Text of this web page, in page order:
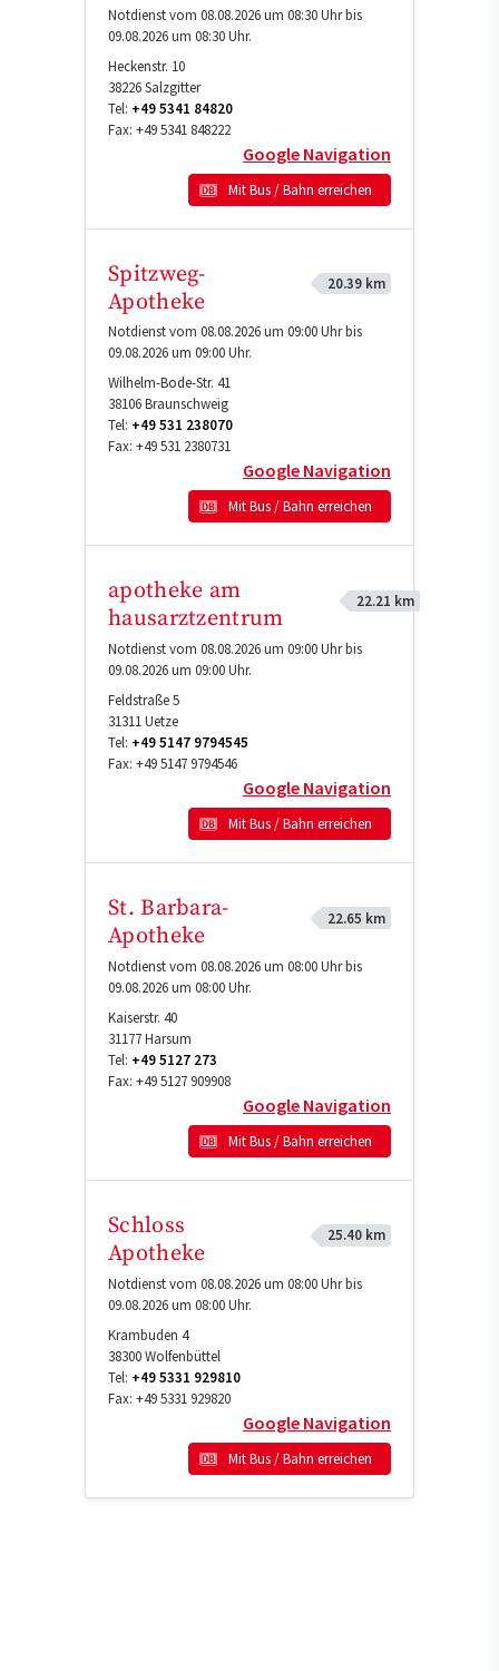
Notdienst vom 08.08.2026 um 08:30 Uhr bis
09.08.2026 um 08:30 Uhr.
Heckenstr. 10
38226Salzgitter
Tel: +49 5341 84820
Fax: +49 5341 848222
Google Navigation
Mit Bus / Bahn erreichen
Spitzweg-
Apotheke
20.39 km
Notdienst vom 08.08.2026 um 09:00 Uhr bis
09.08.2026 um 09:00 Uhr.
Wilhelm-Bode-Str. 41
38106Braunschweig
Tel: +49 531 238070
Fax: +49 531 2380731
Google Navigation
Mit Bus / Bahn erreichen
apotheke am
hausarztzentrum
22.21 km
Notdienst vom 08.08.2026 um 09:00 Uhr bis
09.08.2026 um 09:00 Uhr.
Feldstraße 5
31311Uetze
Tel: +49 5147 9794545
Fax: +49 5147 9794546
Google Navigation
Mit Bus / Bahn erreichen
St. Barbara-
Apotheke
22.65 km
Notdienst vom 08.08.2026 um 08:00 Uhr bis
09.08.2026 um 08:00 Uhr.
Kaiserstr. 40
31177Harsum
Tel: +49 5127 273
Fax: +49 5127 909908
Google Navigation
Mit Bus / Bahn erreichen
Schloss
Apotheke
25.40 km
Notdienst vom 08.08.2026 um 08:00 Uhr bis
09.08.2026 um 08:00 Uhr.
Krambuden 4
38300Wolfenbüttel
Tel: +49 5331 929810
Fax: +49 5331 929820
Google Navigation
Mit Bus / Bahn erreichen